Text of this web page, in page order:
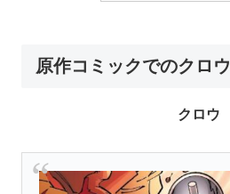
原作コミックでのクロウ
クロウ